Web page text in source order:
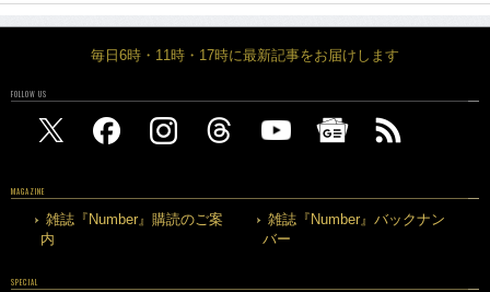
毎日6時・11時・17時に最新記事をお届けします
FOLLOW US
MAGAZINE
雑誌『Number』購読のご案
内
雑誌『Number』バックナン
バー
SPECIAL